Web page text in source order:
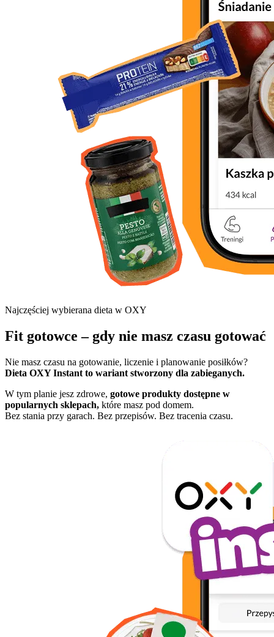
Najczęściej wybierana dieta w OXY
Fit gotowce – gdy nie masz czasu gotować
Nie masz czasu na gotowanie, liczenie i planowanie posiłków?
Dieta OXY Instant to wariant stworzony dla zabieganych.
W tym planie jesz zdrowe, gotowe produkty dostępne w
popularnych sklepach, które masz pod domem.
Bez stania przy garach. Bez przepisów. Bez tracenia czasu.